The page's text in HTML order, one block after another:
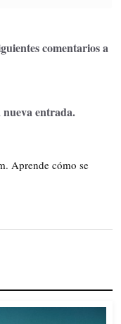
comentarios a
entrada.
Aprende cómo se